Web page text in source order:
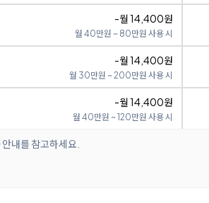
-월 14,400원
월 40만원 ~ 80만원 사용 시
-월 14,400원
월 30만원 ~ 200만원 사용 시
-월 14,400원
월 40만원 ~ 120만원 사용 시
내를 참고하세요.